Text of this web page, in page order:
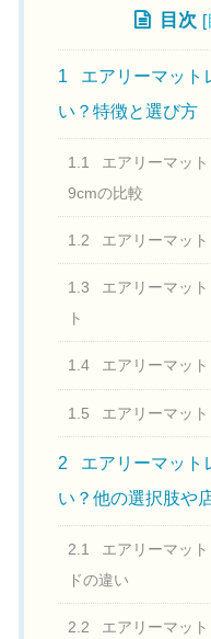
目次 [
1
エアリーマット
い？特徴と選び方
1.1
エアリーマッ
9cmの比較
1.2 エアリーマッ
1.3
エアリーマッ
ト
1.4 エアリーマッ
1.5 エアリーマッ
2
エアリーマット
い？他の選択肢や
2.1
エアリーマッ
ドの違い
2.2 エアリーマッ